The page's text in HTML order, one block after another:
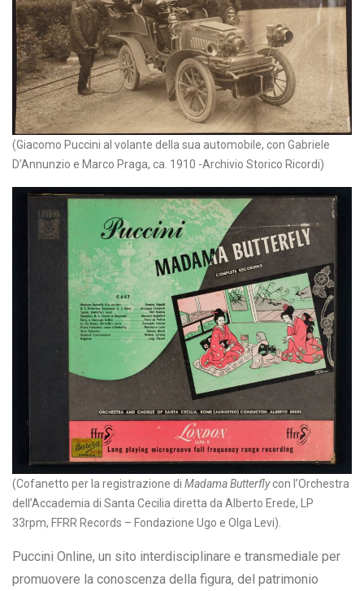
(Giacomo Puccini al volante della sua automobile, con Gabriele
D’Annunzio e Marco Praga, ca. 1910 -Archivio Storico Ricordi)
(Cofanetto per la registrazione di Madama Butterflycon l’Orchestra
dell’Accademia di Santa Cecilia diretta da Alberto Erede, LP
33rpm, FFRR Records – Fondazione Ugo e Olga Levi).
Puccini Online, un sito interdisciplinare e transmediale per
promuovere la conoscenza della figura, del patrimonio